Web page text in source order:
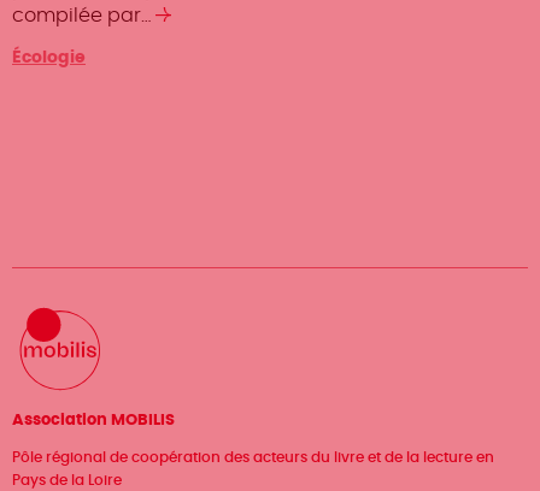
compilée par…
Catégorie
Écologie
Association MOBILIS
Pôle régional de coopération des acteurs du livre et de la lecture en
Pays de la Loire